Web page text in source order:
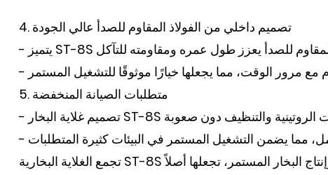
4. تصميم داخلي من الفولاذ المقاوم للصدأ عالي الجودة
5. متطلبات الصيانة المنخفضة
تجمع الغلاية البخارية ST-8S بين الميزات المتقدمة والتصميم سهل الاستخدام لتلبية متطلبات الصناعات المختلفة. أنظمتها الآلية، والبناء عالي الجودة، وإنتاج البخار المستمر، تجعلها أصلاً